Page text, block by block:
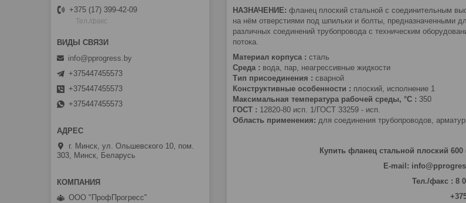
НАЗНАЧЕНИЕ: фланец плоский стальной с соединительным
на нём отверстиями под шпильки и болты, предназначенными
различных соединений трубопровода с техническим
потока.
Материал корпуса : сталь
Среда : вода, пар, неагрессивные жидкости
Тип присоединения : сварной
Конструктивные особенности : плоский, исполнение 1
Максимальная температура рабочей среды, °С : 350
ГОСТ : 12820-80 исп. 1/ГОСТ 33259 - исп.
Область применения: для соединения трубопроводов,
Купить фланец стальной плоский
E-mail:
Тел./факс : 8
+375 (17) 399-42-09
Тел./факс
info@pprogress.by
+375447455573
+375447455573
+375447455573
г. Минск, ул. Ольшевского 10, пом.
303, Минск, Беларусь
ООО "ПрофПрогресс"